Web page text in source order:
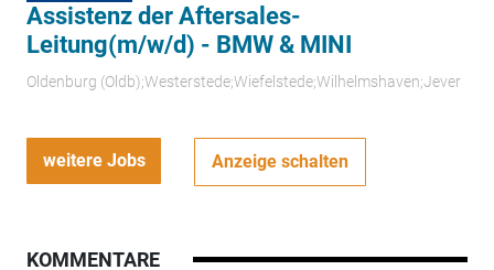
Assistenz der Aftersales-
Leitung(m/w/d) - BMW & MINI
Oldenburg (Oldb);Westerstede;Wiefelstede;Wilhelmshaven;Jever
weitere Jobs Anzeige schalten
KOMMENTARE